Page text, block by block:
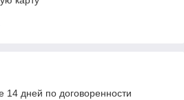
14 дней по договоренности